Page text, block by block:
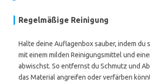
Regelmäßige Reinigung
Halte deine Auflagenbox sauber, indem du
mit einem milden Reinigungsmittel und
abwischst. So entfernst du Schmutz und
das Material angreifen oder verfärben